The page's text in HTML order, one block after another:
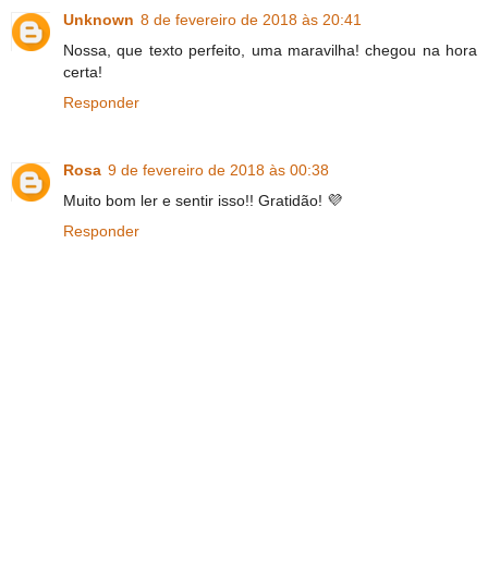
Unknown 8 de fevereiro de 2018 às 20:41
Nossa, que texto perfeito, uma maravilha! chegou na hora
certa!
Responder
Rosa 9 de fevereiro de 2018 às 00:38
Muito bom ler e sentir isso!! Gratidão! 💜
Responder